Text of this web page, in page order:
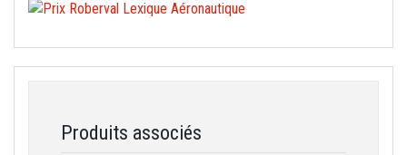
Produits associés